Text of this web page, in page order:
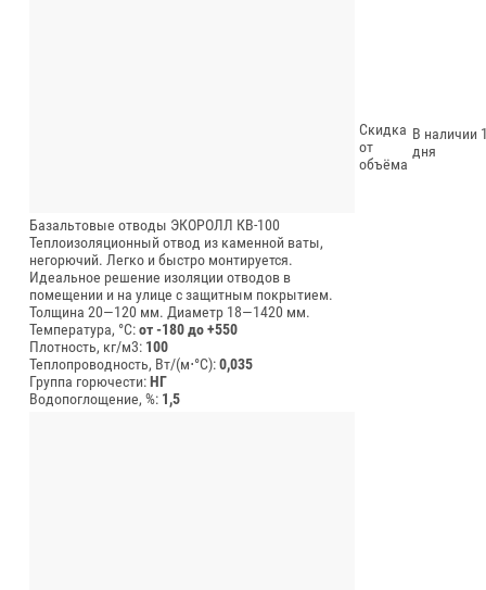
Базальтовые отводы ЭКОРОЛЛ КВ-100
Теплоизоляционный отвод из каменной ваты,
негорючий. Легко и быстро монтируется.
Идеальное решение изоляции отводов в
помещении и на улице с защитным покрытием.
Толщина 20—120 мм. Диаметр 18—1420 мм.
Температура, °C:от -180 до +550
Плотность, кг/м3: 100
Теплопроводность, Вт/(м⋅°С):0,035
Группа горючести:НГ
Водопоглощение, %: 1,5
Скидка
от
объёма
В наличии
дня